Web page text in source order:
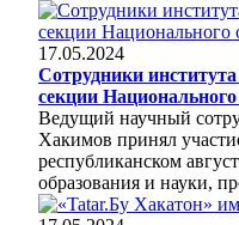
17.05.2024
Сотрудники
секции
Ведущий научный
Хакимов принял
республиканском
образования и науки,